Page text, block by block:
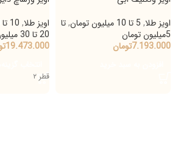
اویز طلا, 5 تا 10 میلیون تومان ,تا
5میلیون تومان
7.193.000تومان
اویز طلا, 10 تا 20 میلیون تومان
20 تا 30 میلیون تومان
19.473.000
قطر ۲